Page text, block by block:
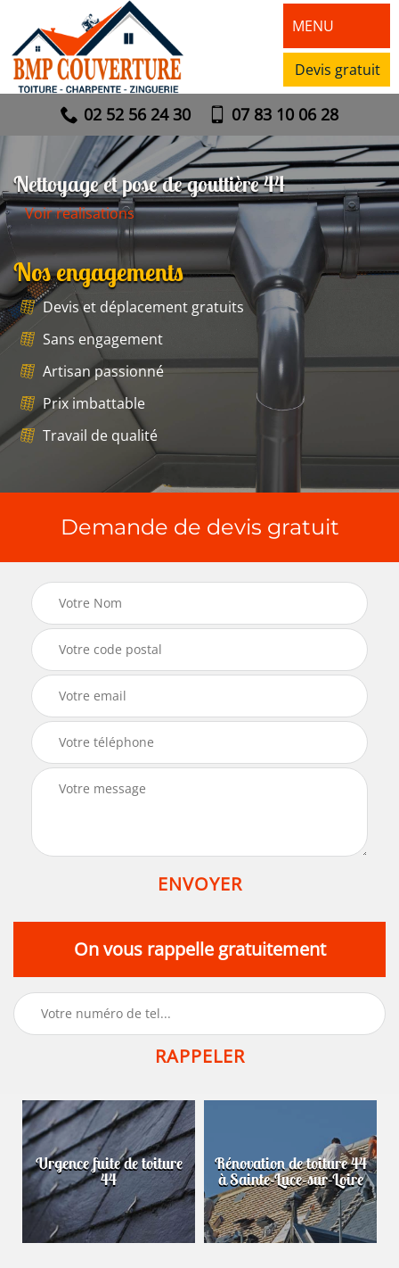
MENU
Devis gratuit
02 52 56 24 30 07 83 10 06 28
Nettoyage et pose de gouttière 44
Voir realisations
Nos engagements
Devis et déplacement gratuits
Sans engagement
Artisan passionné
Prix imbattable
Travail de qualité
Demande de devis gratuit
On vous rappelle gratuitement
Urgence fuite de toiture
44
Rénovation de toiture 44
à Sainte-Luce-sur-Loire